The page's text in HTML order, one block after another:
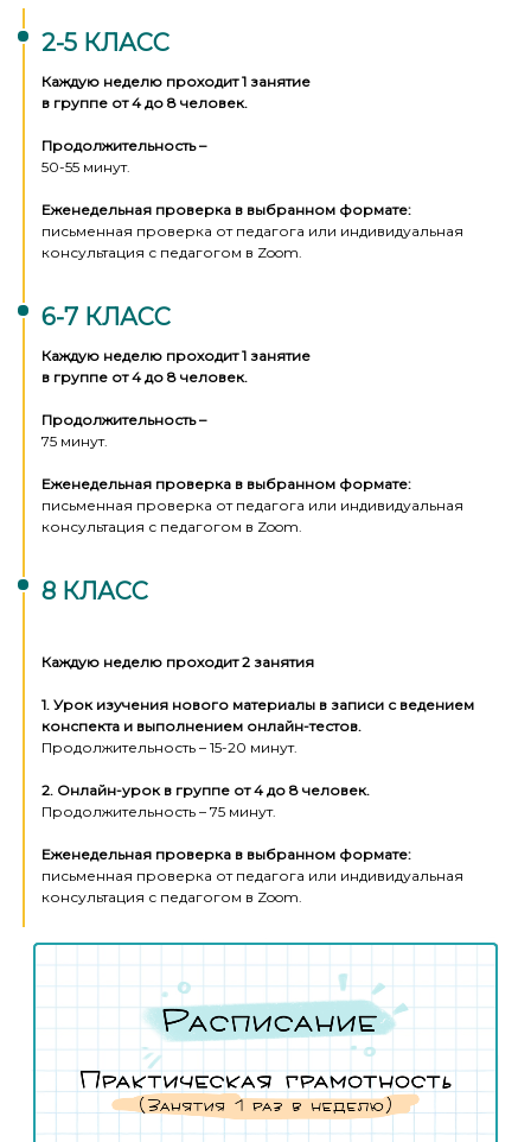
2-5 КЛАСС
Каждую неделю проходит 1 занятие
в группе от 4 до 8 человек.
Продолжительность –
50-55 минут.
Еженедельная проверка в выбранном формате:
письменная проверка от педагога или индивидуальная
консультация с педагогом в Zoom.
6-7 КЛАСС
Каждую неделю проходит 1 занятие
в группе от 4 до 8 человек.
Продолжительность –
75 минут.
Еженедельная проверка в выбранном формате:
письменная проверка от педагога или индивидуальная
консультация с педагогом в Zoom.
8 КЛАСС
Каждую неделю проходит 2 занятия
1. Урок изучения нового материалы в записи с ведением
конспекта и выполнением онлайн-тестов.
Продолжительность – 15-20 минут.
2. Онлайн-урок в группе от 4 до 8 человек.
Продолжительность – 75 минут.
Еженедельная проверка в выбранном формате:
письменная проверка от педагога или индивидуальная
консультация с педагогом в Zoom.